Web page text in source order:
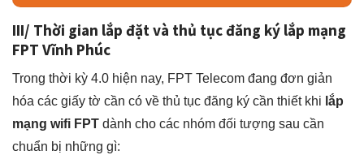
III/ Thời gian lắp đặt và thủ tục đăng ký lắp mạng
FPT Vĩnh Phúc
Trong thời kỳ 4.0 hiện nay, FPT Telecom đang đơn giản
hóa các giấy tờ cần có về thủ tục đăng ký cần thiết khi lắp
mạng wifi FPT dành cho các nhóm đối tượng sau cần
chuẩn bị những gì: